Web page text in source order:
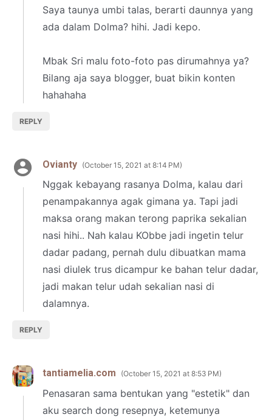
Saya taunya umbi talas, berarti daunnya yang
ada dalam Dolma? hihi. Jadi kepo.
Mbak Sri malu foto-foto pas dirumahnya ya?
Bilang aja saya blogger, buat bikin konten
hahahaha
REPLY
Ovianty October 15, 2021 at 8:14 PM
Nggak kebayang rasanya Dolma, kalau dari
penampakannya agak gimana ya. Tapi jadi
maksa orang makan terong paprika sekalian
nasi hihi.. Nah kalau KObbe jadi ingetin telur
dadar padang, pernah dulu dibuatkan mama
nasi diulek trus dicampur ke bahan telur dadar,
jadi makan telur udah sekalian nasi di
dalamnya.
REPLY
tantiamelia.com October 15, 2021 at 8:53 PM
Penasaran sama bentukan yang "estetik" dan
aku search dong resepnya, ketemunya